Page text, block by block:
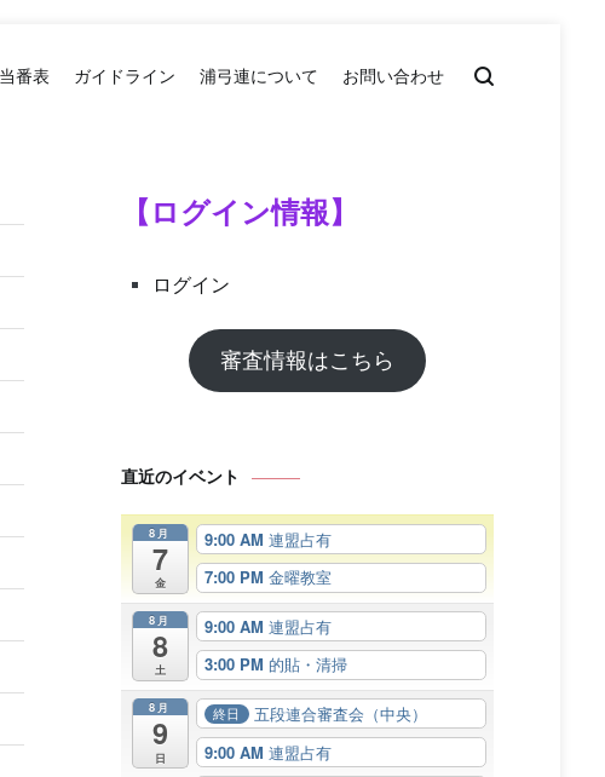
当番表 ガイドライン 浦弓連について お問い合わせ
【ログイン情報】
ログイン
審査情報はこちら
直近のイベント
8月
7
金
9:00 AM 連盟占有
7:00 PM 金曜教室
8月
8
土
9:00 AM 連盟占有
3:00 PM 的貼・清掃
8月
9
日
終日
五段連合審査会（中央）
9:00 AM 連盟占有